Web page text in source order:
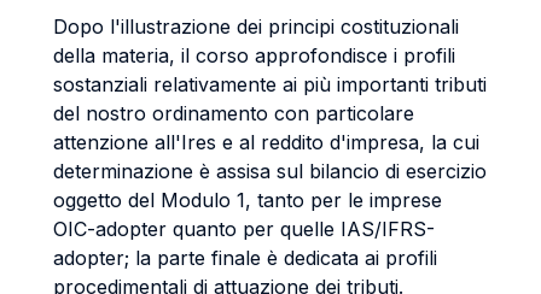
Dopo l'illustrazione dei principi costituzionali
della materia, il corso approfondisce i profili
sostanziali relativamente ai più importanti tributi
del nostro ordinamento con particolare
attenzione all'Ires e al reddito d'impresa, la cui
determinazione è assisa sul bilancio di esercizio
oggetto del Modulo 1, tanto per le imprese
OIC-adopter quanto per quelle IAS/IFRS-
adopter; la parte finale è dedicata ai profili
procedimentali di attuazione dei tributi.